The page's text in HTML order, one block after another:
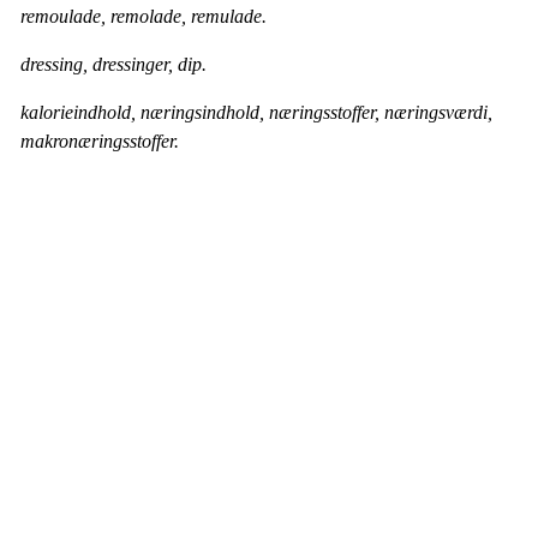
remoulade, remolade, remulade.
dressing, dressinger, dip.
kalorieindhold, næringsindhold, næringsstoffer, næringsværdi,
makronæringsstoffer.